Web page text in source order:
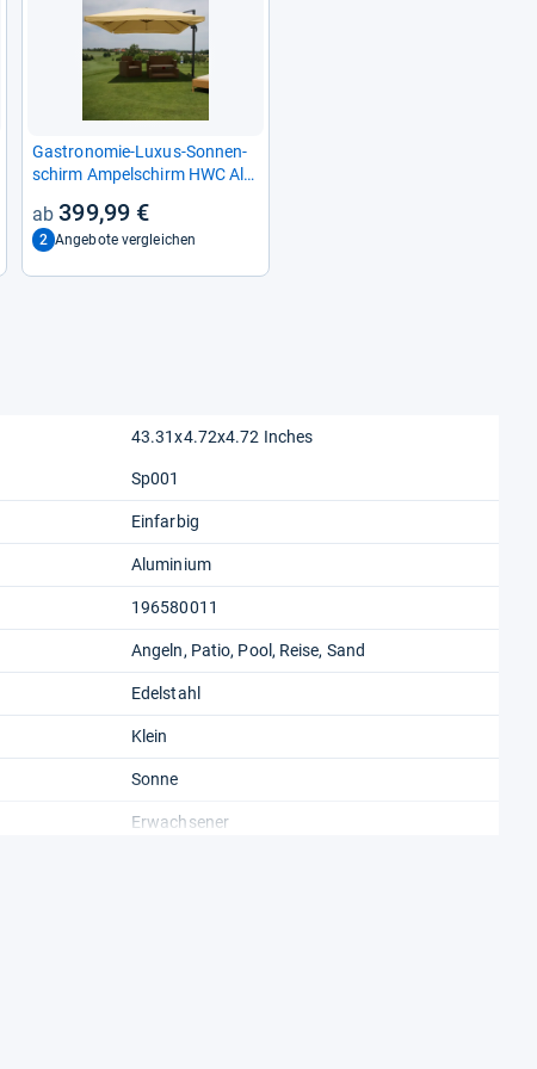
Gastro­no­mie-​Luxus-​Son­nen­
schirm Ampel­schirm HWC Alu
der 399,99 €
2 Angebote vergleichen
43.31x4.72x4.72 Inches
Sp001
Einfarbig
Aluminium
196580011
Angeln, Patio, Pool, Reise, Sand
Edelstahl
Klein
Sonne
Erwachsener